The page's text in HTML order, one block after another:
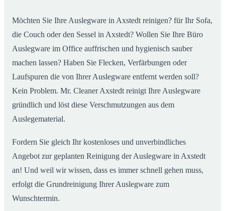
Möchten Sie Ihre Auslegware in Axstedt reinigen? für Ihr Sofa,
die Couch oder den Sessel in Axstedt? Wollen Sie Ihre Büro
Auslegware im Office auffrischen und hygienisch sauber
machen lassen? Haben Sie Flecken, Verfärbungen oder
Laufspuren die von Ihrer Auslegware entfernt werden soll?
Kein Problem. Mr. Cleaner Axstedt reinigt Ihre Auslegware
gründlich und löst diese Verschmutzungen aus dem
Auslegematerial.
Fordern Sie gleich Ihr kostenloses und unverbindliches
Angebot zur geplanten Reinigung der Auslegware in Axstedt
an! Und weil wir wissen, dass es immer schnell gehen muss,
erfolgt die Grundreinigung Ihrer Auslegware zum
Wunschtermin.